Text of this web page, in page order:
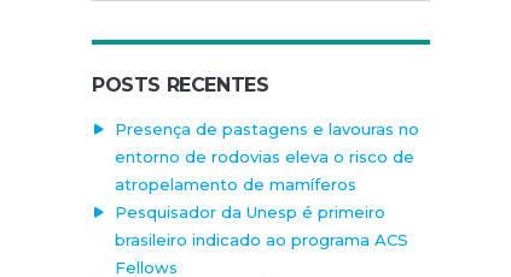
POSTS RECENTES
Presença de pastagens e lavouras no
entorno de rodovias eleva o risco de
atropelamento de mamíferos
Pesquisador da Unesp é primeiro
brasileiro indicado ao programa ACS
Fellows